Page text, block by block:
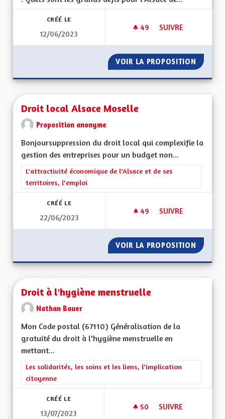
CRÉÉ LE
12/06/2023
49 49 ABONNÉS
SUIVRE
VOIR LA PROPOSITION DROIT
Droit local Alsace Moselle
Proposition anonyme
Bonjoursuppression du droit local qui complexifie la
gestion des entreprises pour un budget non...
Filtrer les résultats de la catégorie : L'attractivité
L'attractivité économique de l'Alsace et de ses
territoires, l'emploi
CRÉÉ LE
22/06/2023
49 49 ABONNÉS
SUIVRE
VOIR LA PROPOSITION DROIT
Droit à l'hygiène menstruelle
Nathan Bauer
Mon Code postal (67110) Généralisation de la
gratuité du droit à l'hygiène menstruelle en
mettant...
Filtrer les résultats de la catégorie : Les solidarités, les soins
Les solidarités, les soins et les liens, l'implication
citoyenne
CRÉÉ LE
13/07/2023
50 50 ABONNÉS
SUIVRE